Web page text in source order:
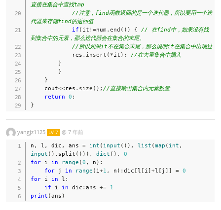
直接在集合中查找tmp
//注意，find函数返回的是一个迭代器，所以要用一个迭
代器来存储find的返回值
if ( it !=num . end ( ) ) {
// 在find中，如果没有找
到集合中的元素，那么迭代器会在集合的末尾。
//所以如果it不在集合末尾，那么说明it在集合中出现过
            res
. insert ( *it ) ;
//在去重集合中插入
}
}
}
    cout
<<res . size ( ) ; //直接输出集合内元素数量
return 0 ;
}
yangjz1125 LV 7 @ 7 年前
n , l , dic , ans = int ( input ( ) ) , list (map ( int ,
input ( ) . split ( ) ) ) , dict ( ) ,
0
for i in range (0 , n ) :
for j in range ( i +1 , n ) : dic [l [ i ]+l [ j ] ] = 0
for i in l :
if i in dic : ans +=
1
print (ans )